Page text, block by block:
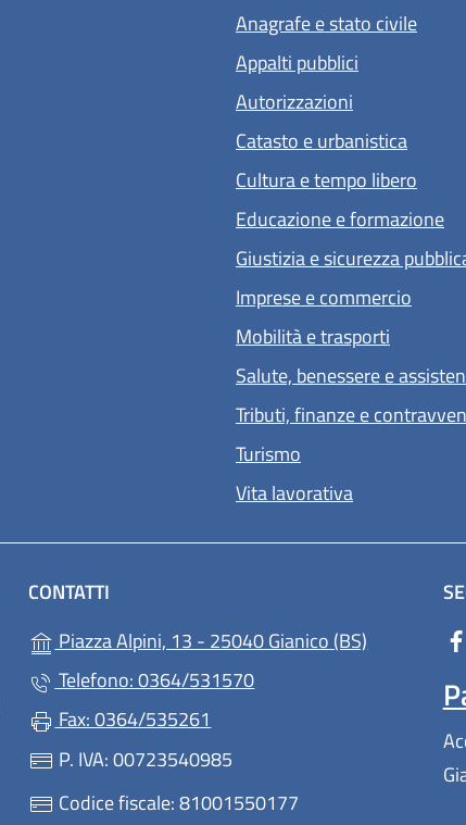
Anagrafe e stato civile
Appalti pubblici
Autorizzazioni
Catasto e urbanistica
Cultura e tempo libero
Educazione e formazione
Giustizia e sicurezza
Imprese e commercio
Mobilità e trasporti
Salute, benessere e
Tributi, finanze e
Turismo
Vita lavorativa
CONTATTI
Piazza Alpini, 13 - 25040 Gianico (BS) (apre in
Telefono: 0364/531570
Fax: 0364/535261
P. IVA: 00723540985
Codice fiscale: 81001550177